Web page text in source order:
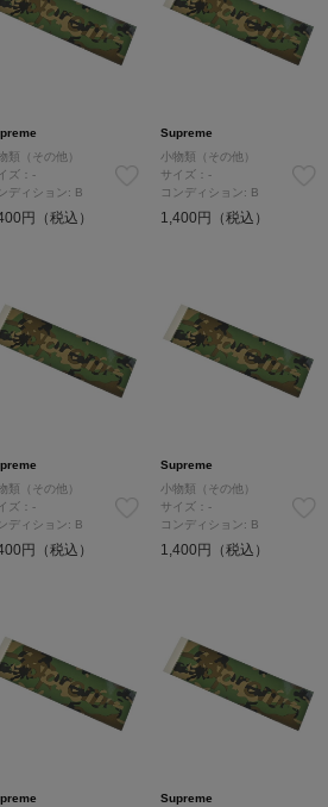
類（その他）
ズ：-
ディション: B
円（税込）
Supreme
小物類（その他）
サイズ：-
コンディション: B
1,400円（税込）
類（その他）
ズ：-
ディション: B
円（税込）
Supreme
小物類（その他）
サイズ：-
コンディション: B
1,400円（税込）
Supreme